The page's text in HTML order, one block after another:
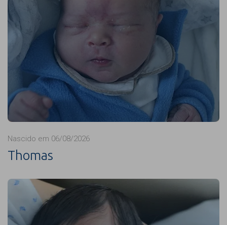
Nascido em 06/08/2026
Thomas